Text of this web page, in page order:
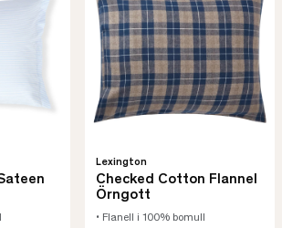
Lexington
Checked Cotton Flannel
Örngott
• Flanell i 100% bomull